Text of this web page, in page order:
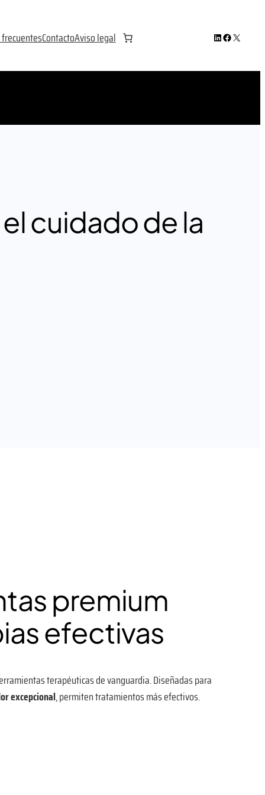
ContactoAviso legal LinkedIn
Facebook
incógnita
cuidado de la
premium
efectivas
terapéuticas de vanguardia. Diseñadas para
excepcional, permiten tratamientos más efectivos.